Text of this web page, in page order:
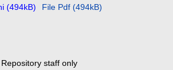
(494kB)
File Pdf (494kB)
staff only